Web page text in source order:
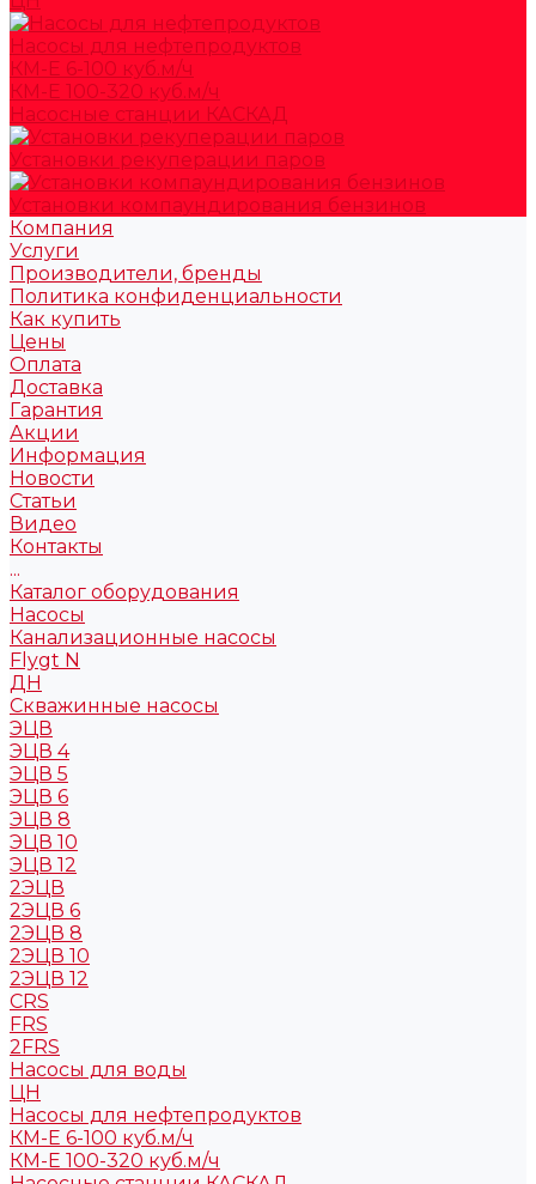
Насосы для нефтепродуктов
КМ-Е 6-100 куб.м/ч
КМ-Е 100-320 куб.м/ч
Насосные станции КАСКАД
Установки рекуперации паров
Установки компаундирования бензинов
Компания
Услуги
Производители, бренды
Политика конфиденциальности
Как купить
Цены
Оплата
Доставка
Гарантия
Акции
Информация
Новости
Статьи
Видео
Контакты
...
Каталог оборудования
Насосы
Канализационные насосы
Flygt N
ДН
Скважинные насосы
ЭЦВ
ЭЦВ 4
ЭЦВ 5
ЭЦВ 6
ЭЦВ 8
ЭЦВ 10
ЭЦВ 12
2ЭЦВ
2ЭЦВ 6
2ЭЦВ 8
2ЭЦВ 10
2ЭЦВ 12
CRS
FRS
2FRS
Насосы для воды
ЦН
Насосы для нефтепродуктов
КМ-Е 6-100 куб.м/ч
КМ-Е 100-320 куб.м/ч